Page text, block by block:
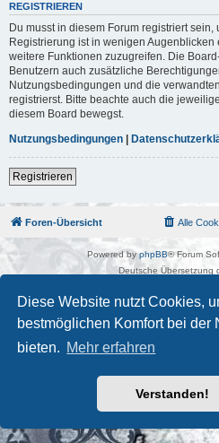
Diese Website nutzt Cookies,
bestmöglichen Komfort bei der
bieten. Mehr erfahren
Verstanden!
REGISTRIEREN
Du musst in diesem Forum registriert
Registrierung ist in wenigen
weitere Funktionen zuzugreifen. Die
Benutzern auch zusätzliche
Nutzungsbedingungen und die
registrierst. Bitte beachte auch die
diesem Board bewegst.
Nutzungsbedingungen |
Registrieren
Foren-Übersicht Alle
Powered byphpBB® Forum
Deutsche Übersetzung
Datenschutz|